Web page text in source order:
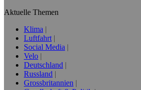
Aktuelle Themen
Klima
Luftfahrt
Social Media
Velo
Deutschland
Russland
Grossbritannien